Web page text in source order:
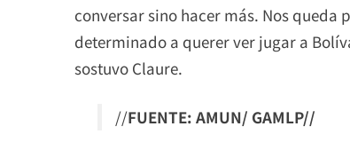
conversar sino hacer más. Nos queda
determinado a querer ver jugar a
sostuvo Claure.
//FUENTE: AMUN/ GAMLP//